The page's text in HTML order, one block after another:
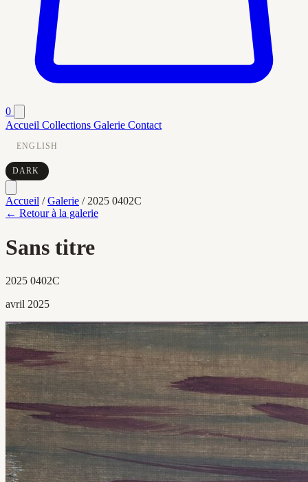
0
Accueil Collections Galerie Contact
ENGLISH
DARK
Accueil / Galerie / 2025 0402C
← Retour à la galerie
Sans titre
2025 0402C
avril 2025